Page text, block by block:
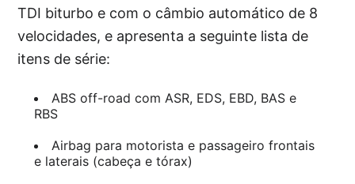
TDI biturbo e com o câmbio automático de 8
velocidades, e apresenta a seguinte lista de
itens de série:
ABS off-road com ASR, EDS, EBD, BAS e
RBS
Airbag para motorista e passageiro frontais
e laterais (cabeça e tórax)